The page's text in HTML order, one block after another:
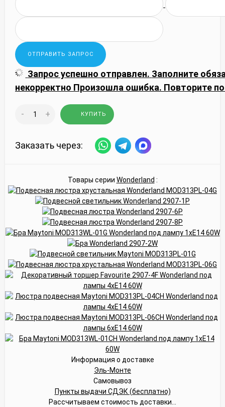
Запрос успешно отправлен. Заполните
некорректно Произошла ошибка. Повторите
- + КУПИТЬ
Заказать через:
Товары серии Wonderland :
Информация о доставке
Эль-Монте
Самовывоз
Пункты выдачи СДЭК (бесплатно)
Рассчитываем стоимость доставки...